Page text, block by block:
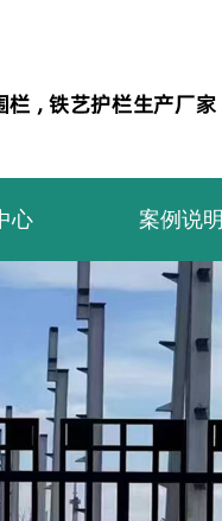
心 案例说明